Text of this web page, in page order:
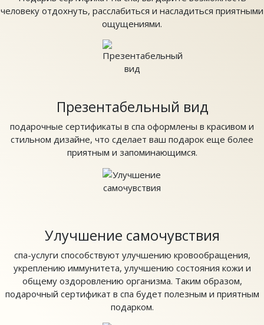
человеку отдохнуть, расслабиться и насладиться приятными
ощущениями.
Презентабельный вид
подарочные сертификаты в спа оформлены в красивом и
стильном дизайне, что сделает ваш подарок еще более
приятным и запоминающимся.
Улучшение самочувствия
спа-услуги способствуют улучшению кровообращения,
укреплению иммунитета, улучшению состояния кожи и
общему оздоровлению организма. Таким образом,
подарочный сертификат в спа будет полезным и приятным
подарком.